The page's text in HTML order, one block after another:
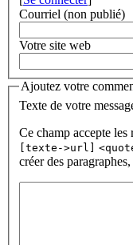
Courriel (non publié)
Votre site web
Ajoutez votre
Texte de votre
Ce champ accepte les
[texte->url]
créer des